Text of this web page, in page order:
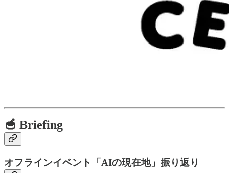
🥣 Briefing
オフラインイベント「AIの現在地」振り返り